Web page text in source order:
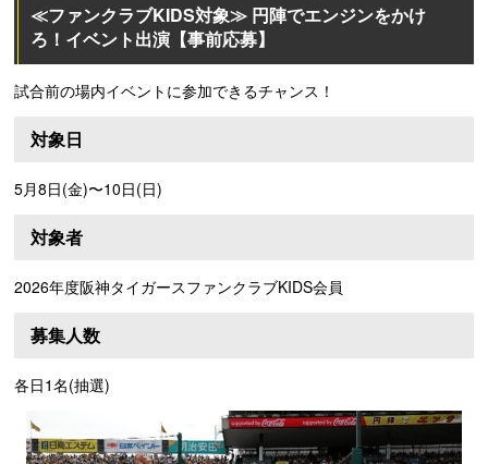
≪ファンクラブKIDS対象≫ 円陣でエンジンをかけ
ろ！イベント出演【事前応募】
試合前の場内イベントに参加できるチャンス！
対象日
5月8日(金)〜10日(日)
対象者
2026年度阪神タイガースファンクラブKIDS会員
募集人数
各日1名(抽選)